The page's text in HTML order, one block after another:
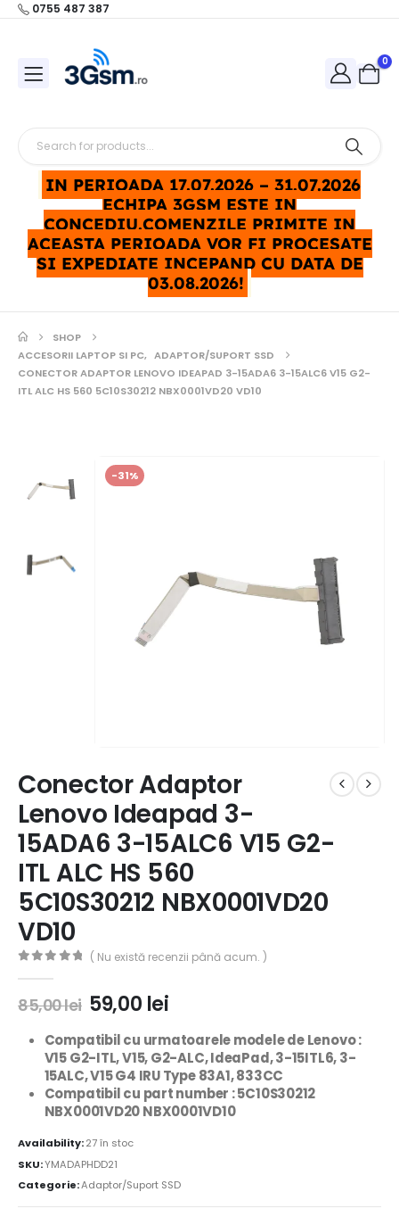
0755 487 387
0
IN PERIOADA 17.07.2026 – 31.07.2026
ECHIPA 3GSM ESTE IN
CONCEDIU.COMENZILE PRIMITE IN
ACEASTA PERIOADA VOR FI PROCESATE
SI EXPEDIATE INCEPAND CU DATA DE
03.08.2026!
SHOP
ACCESORII LAPTOP SI PC, ADAPTOR/SUPORT SSD
CONECTOR ADAPTOR LENOVO IDEAPAD 3-15ADA6 3-15ALC6 V15 G2-
ITL ALC HS 560 5C10S30212 NBX0001VD20 VD10
-31%
Conector Adaptor
Lenovo Ideapad 3-
15ADA6 3-15ALC6 V15 G2-
ITL ALC HS 560
5C10S30212 NBX0001VD20
VD10
( Nu există recenzii până acum. )
85,00lei 59,00 lei
Compatibil cu urmatoarele modele de Lenovo :
V15 G2-ITL, V15, G2-ALC, IdeaPad, 3-15ITL6, 3-
15ALC, V15 G4 IRU Type 83A1, 833CC
Compatibil cu part number : 5C10S30212
NBX0001VD20 NBX0001VD10
Availability:27 în stoc
SKU:YMADAPHDD21
Categorie:Adaptor/Suport SSD